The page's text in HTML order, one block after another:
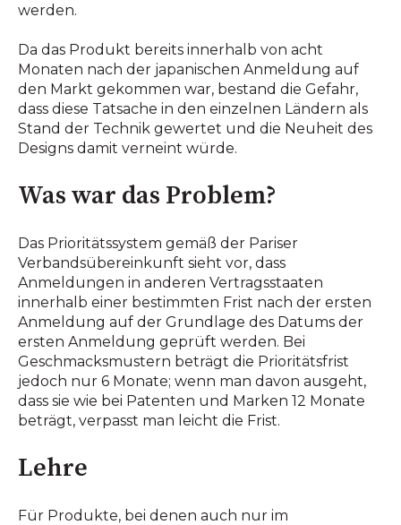
werden.
Da das Produkt bereits innerhalb von acht
Monaten nach der japanischen Anmeldung auf
den Markt gekommen war, bestand die Gefahr,
dass diese Tatsache in den einzelnen Ländern als
Stand der Technik gewertet und die Neuheit des
Designs damit verneint würde.
Was war das Problem?
Das Prioritätssystem gemäß der Pariser
Verbandsübereinkunft sieht vor, dass
Anmeldungen in anderen Vertragsstaaten
innerhalb einer bestimmten Frist nach der ersten
Anmeldung auf der Grundlage des Datums der
ersten Anmeldung geprüft werden. Bei
Geschmacksmustern beträgt die Prioritätsfrist
jedoch nur 6 Monate; wenn man davon ausgeht,
dass sie wie bei Patenten und Marken 12 Monate
beträgt, verpasst man leicht die Frist.
Lehre
Für Produkte, bei denen auch nur im